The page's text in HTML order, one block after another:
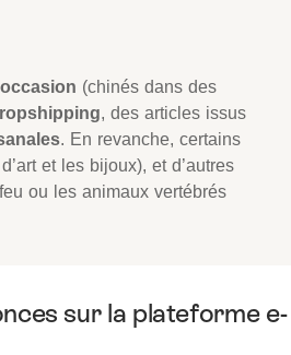
(chinés dans des
, des articles issus
. En revanche, certains
et les bijoux), et d’autres
ou les animaux vertébrés
sur la plateforme e-